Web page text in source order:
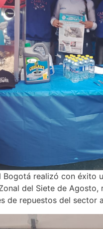
Bogotá realizó con éxito
del Siete de Agosto,
de repuestos del sector